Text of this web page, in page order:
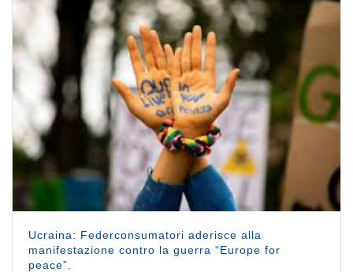
Ucraina: Federconsumatori aderisce alla
manifestazione contro la guerra “Europe for
peace”.